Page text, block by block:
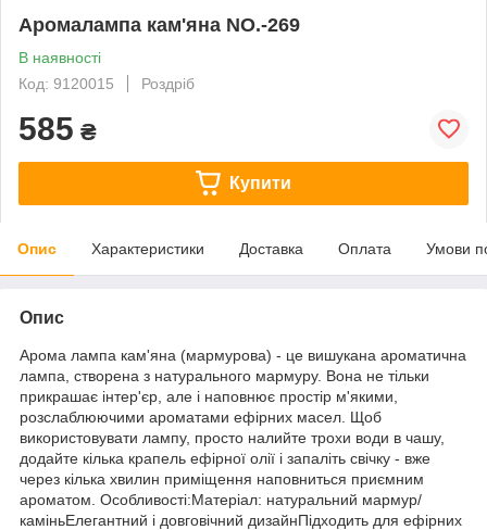
Аромалампа кам'яна NO.-269
В наявності
Код: 9120015
Роздріб
585 ₴
Купити
Опис Характеристики Доставка Оплата Умови
Опис
Арома лампа кам'яна (мармурова) - це вишукана ароматична
лампа, створена з натурального мармуру. Вона не тільки
прикрашає інтер'єр, але і наповнює простір м'якими,
розслаблюючими ароматами ефірних масел. Щоб
використовувати лампу, просто налийте трохи води в чашу,
додайте кілька крапель ефірної олії і запаліть свічку - вже
через кілька хвилин приміщення наповниться приємним
ароматом. Особливості:Матеріал: натуральний мармур/
каміньЕлегантний і довговічний дизайнПідходить для ефірних